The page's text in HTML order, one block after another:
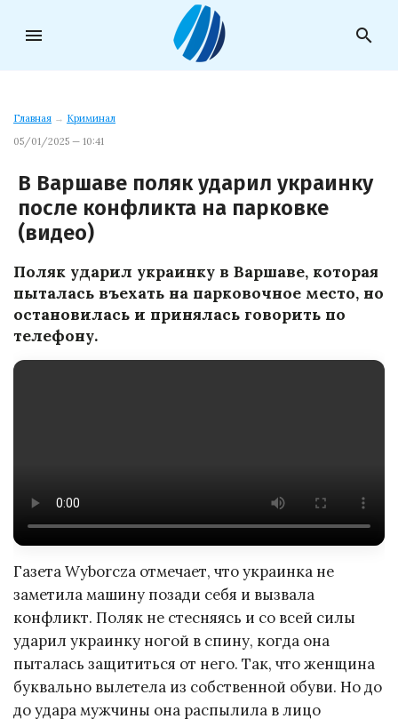
menu search
Главная → Криминал
05/01/2025 — 10:41
В Варшаве поляк ударил украинку
после конфликта на парковке
(видео)
Поляк ударил украинку в Варшаве, которая
пыталась въехать на парковочное место, но
остановилась и принялась говорить по
телефону.
Газета Wyborcza отмечает, что украинка не
заметила машину позади себя и вызвала
конфликт. Поляк не стесняясь и со всей силы
ударил украинку ногой в спину, когда она
пыталась защититься от него. Так, что женщина
буквально вылетела из собственной обуви. Но до
до удара мужчины она распылила в лицо